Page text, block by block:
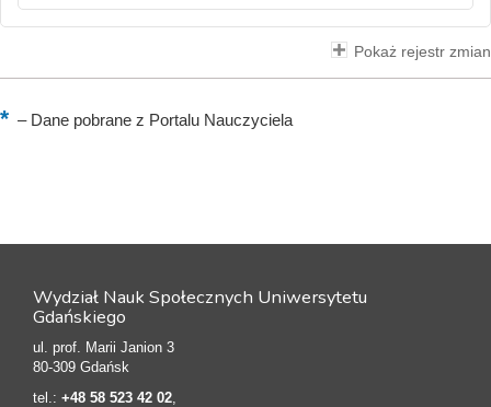
Pokaż rejestr zmian
–Dane pobrane z Portalu Nauczyciela
Wydział Nauk Społecznych Uniwersytetu
Gdańskiego
ul. prof. Marii Janion 3
80-309 Gdańsk
tel.: +48 58 523 42 02